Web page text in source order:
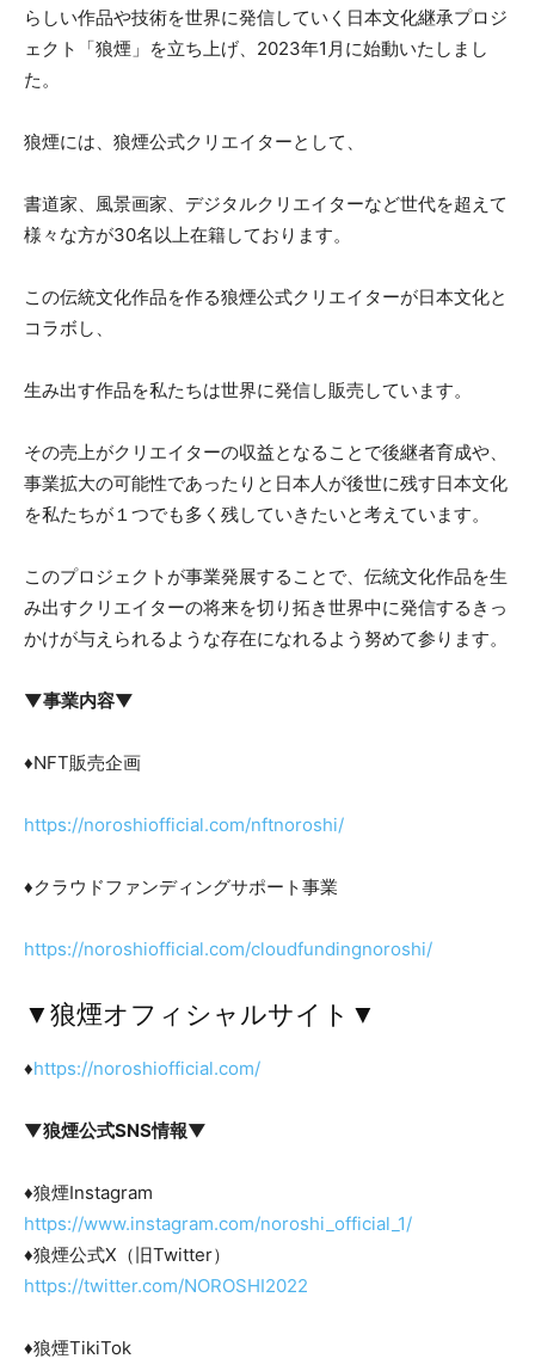
らしい作品や技術を世界に発信していく日本文化継承プロジ
ェクト「狼煙」を立ち上げ、2023年1月に始動いたしまし
た。
狼煙には、狼煙公式クリエイターとして、
書道家、風景画家、デジタルクリエイターなど世代を超えて
様々な方が30名以上在籍しております。
この伝統文化作品を作る狼煙公式クリエイターが日本文化と
コラボし、
生み出す作品を私たちは世界に発信し販売しています。
その売上がクリエイターの収益となることで後継者育成や、
事業拡大の可能性であったりと日本人が後世に残す日本文化
を私たちが１つでも多く残していきたいと考えています。
このプロジェクトが事業発展することで、伝統文化作品を生
み出すクリエイターの将来を切り拓き世界中に発信するきっ
かけが与えられるような存在になれるよう努めて参ります。
▼事業内容▼
♦NFT販売企画
https://noroshiofficial.com/nftnoroshi/
♦クラウドファンディングサポート事業
https://noroshiofficial.com/cloudfundingnoroshi/
▼狼煙オフィシャルサイト▼
♦https://noroshiofficial.com/
▼狼煙公式SNS情報▼
♦狼煙Instagram
https://www.instagram.com/noroshi_official_1/
♦狼煙公式X（旧Twitter）
https://twitter.com/NOROSHI2022
♦狼煙TikiTok